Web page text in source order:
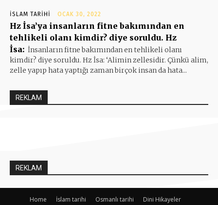
İSLAM TARIHI OCAK 30, 2022
Hz İsa’ya insanların fitne bakımından en
tehlikeli olanı kimdir? diye soruldu. Hz
İsa: İnsanların fitne bakımından en tehlikeli olanı
kimdir? diye soruldu. Hz İsa: ‘Alimin zellesidir. Çünkü alim,
zelle yapıp hata yaptığı zaman birçok insan da hata...
REKLAM
REKLAM
Home İslam tarihi Osmanlı tarihi Dini Hikayeler